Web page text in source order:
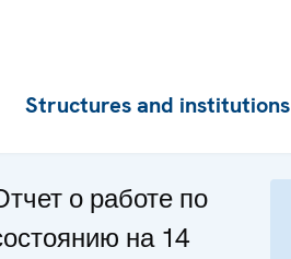
Structures and institutions
о работе по
на 14